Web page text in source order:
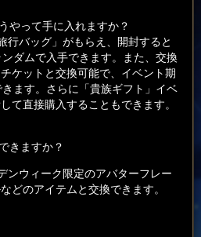
やって手に入れますか？
行バッグ」がもらえ、開封すると
ダムで入手できます。また、交換
ケットと交換可能で、イベント期
ます。さらに「貴族ギフト」イベ
て直接購入することもできます。
きますか？
ンウィーク限定のアバターフレー
どのアイテムと交換できます。